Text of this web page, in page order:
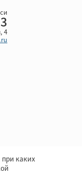
4
каких